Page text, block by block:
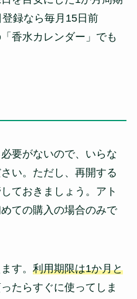
録なら毎月15日前
香水カレンダー」でも
要がないので、いらな
い。ただし、再開する
ておきましょう。アト
ての購入の場合のみで
す。 利用期限は1か月と
たらすぐに使ってしま